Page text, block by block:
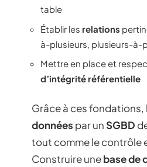
table
Établir les relations
à-plusieurs, plusieurs-à-
Mettre en place et
d’intégrité référentielle
Grâce à ces fondations,
données par un SGBD
tout comme le contrôle
Construire unebase de